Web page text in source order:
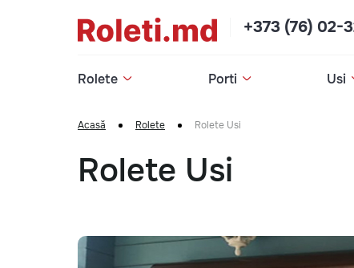
+373 (76) 02-
Rolete Porti Usi
Acasă Rolete Rolete Usi
Rolete Usi